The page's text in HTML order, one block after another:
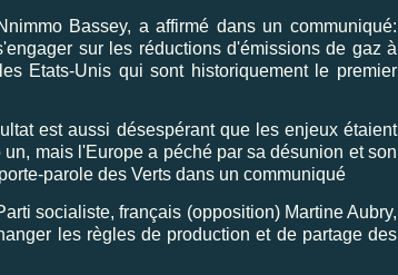
Bassey, a affirmé dans un communiqué:
sur les réductions d'émissions de gaz à
Etats-Unis qui sont historiquement le premier
est aussi désespérant que les enjeux étaient
mais l'Europe a péché par sa désunion et son
parole des Verts dans un communiqué
socialiste, français (opposition) Martine Aubry,
les règles de production et de partage des